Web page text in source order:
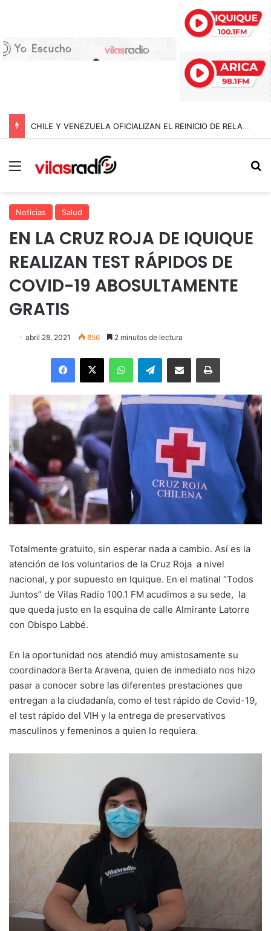
CHILE Y VENEZUELA OFICIALIZAN EL REINICIO DE RELACIONES CONSULARES Y AVANZAN HACIA LA NORMALIZACIÓN DE VÍNCULOS BILATERALES
Menú
Noticias Salud
EN LA CRUZ ROJA DE IQUIQUE
REALIZAN TEST RÁPIDOS DE
COVID-19 ABOSULTAMENTE
GRATIS
abril 28, 2021 856 2 minutos de lectura
Facebook
X WhatsAppTelegramEnviar vía email Imprimir
Totalmente gratuito, sin esperar nada a cambio. Así es la
atención de los voluntarios de la Cruz Roja a nivel
nacional, y por supuesto en Iquique. En el matinal “Todos
Juntos” de Vilas Radio 100.1 FM acudimos a su sede, la
que queda justo en la esquina de calle Almirante Latorre
con Obispo Labbé.
En la oportunidad nos atendió muy amistosamente su
coordinadora Berta Aravena, quien de inmediato nos hizo
pasar a conocer sobre las diferentes prestaciones que
entregan a la ciudadanía, como el test rápido de Covid-19,
el test rápido del VIH y la entrega de preservativos
masculinos y femeninos a quien lo requiera.